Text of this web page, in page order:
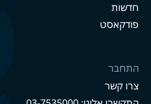
חדשות
פודקאסט
התחבר
צרו קשר